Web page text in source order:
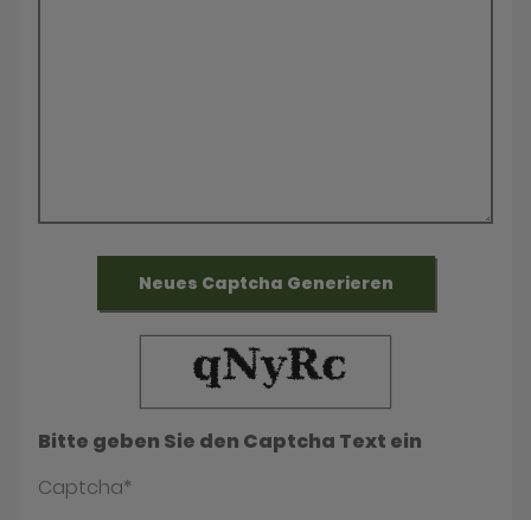
Neues Captcha Generieren
Bitte geben Sie den Captcha Text ein
Captcha*